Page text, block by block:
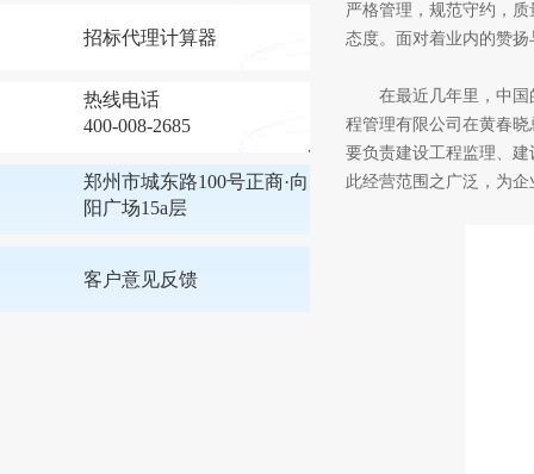
招标代理计算器
热线电话
400-008-2685
郑州市城东路100号正商·向
阳广场15a层
客户意见反馈
严格管理，规范守约，
态度。面对着业内的赞
在最近几年里，中国的
程管理有限公司在黄春
要负责建设工程监理、
此经营范围之广泛，为